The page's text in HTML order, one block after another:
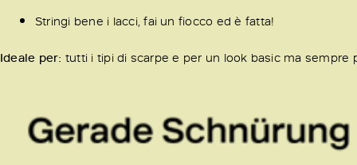
Stringi bene i lacci, fai un fiocco ed è fatta!
Ideale per: tutti i tipi di scarpe e per un look basic ma sempre